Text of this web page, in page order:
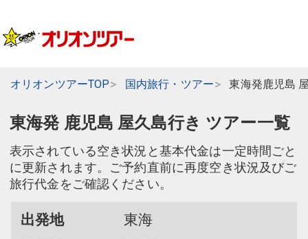
オリオンツアーTOP 国内旅行・ツアー 東海発鹿児島
東海発 鹿児島 屋久島行き ツアー一覧
表示されている空き状況と基本代金は一定時間ごと
に更新されます。ご予約直前に再度空き状況及びご
旅行代金をご確認ください。
出発地
東海